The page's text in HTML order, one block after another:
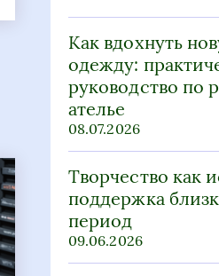
Как вдохнуть
одежду:
руководство по
ателье
08.07.2026
Творчество как
поддержка
период
09.06.2026